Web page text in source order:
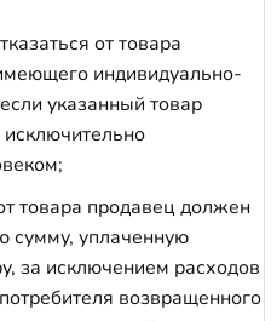
от товара
индивидуально-
указанный товар
товара продавец должен
сумму, уплаченную
за исключением расходов
возвращенного